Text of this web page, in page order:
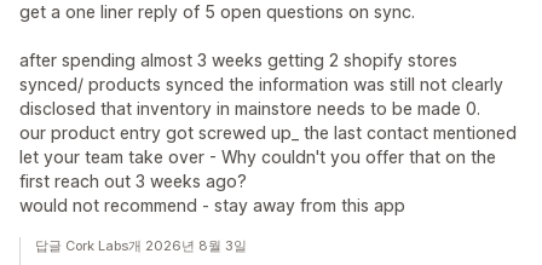
get a one liner reply of 5 open questions on sync.
after spending almost 3 weeks getting 2 shopify stores
synced/ products synced the information was still not clearly
disclosed that inventory in mainstore needs to be made 0.
our product entry got screwed up_ the last contact mentioned
let your team take over - Why couldn't you offer that on the
first reach out 3 weeks ago?
would not recommend - stay away from this app
답글 Cork Labs개 2026년 8월 3일